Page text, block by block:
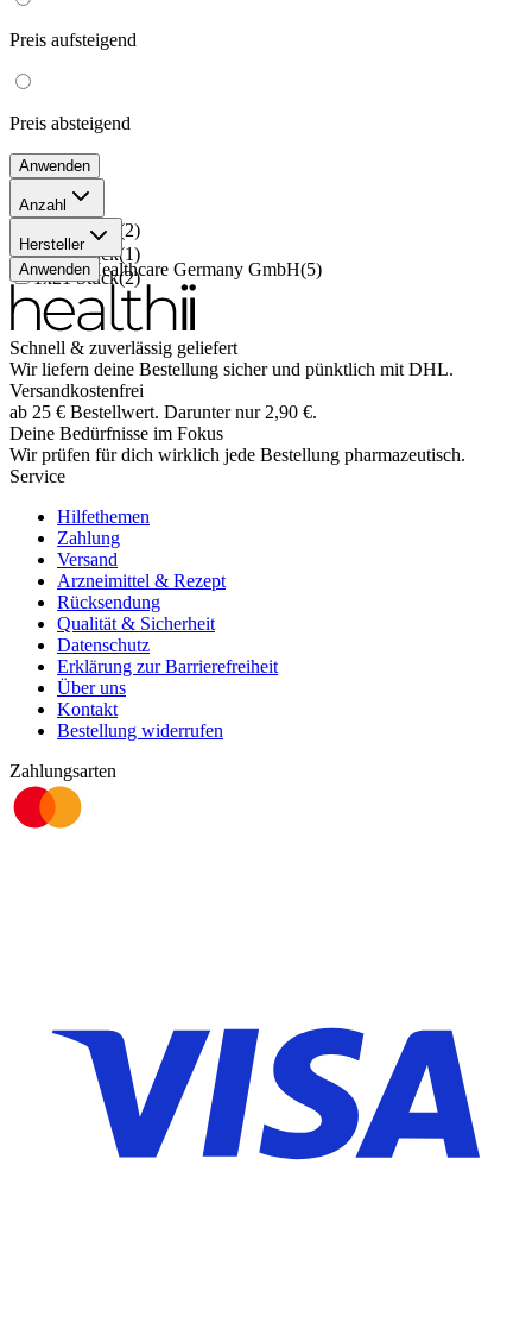
Preis aufsteigend
Preis absteigend
Anwenden
Anzahl
3x21 Stück (2)
6x21 Stück(1)
1x21 Stück(2)
Hersteller
Besins Healthcare Germany GmbH(5)
Anwenden
Schnell & zuverlässig geliefert
Wir liefern deine Bestellung sicher und pünktlich mit DHL.
Versandkostenfrei
ab 25 € Bestellwert. Darunter nur 2,90 €.
Deine Bedürfnisse im Fokus
Wir prüfen für dich wirklich jede Bestellung pharmazeutisch.
Service
Hilfethemen
Zahlung
Versand
Arzneimittel & Rezept
Rücksendung
Qualität & Sicherheit
Datenschutz
Erklärung zur Barrierefreiheit
Über uns
Kontakt
Bestellung widerrufen
Zahlungsarten